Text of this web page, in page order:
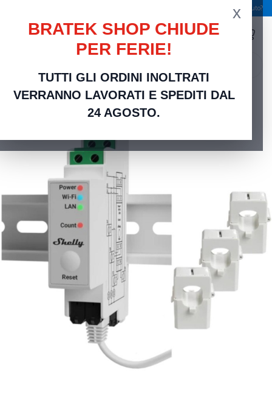
Serve aiuto?
x
BRATEK SHOP CHIUDE
PER FERIE!
TUTTI GLI ORDINI INOLTRATI
VERRANNO LAVORATI E SPEDITI DAL
24 AGOSTO.
Home Smart Home e Domotica
Shelly Pro 3EM 120A - Contatore energia DIN + 3
pinze120A